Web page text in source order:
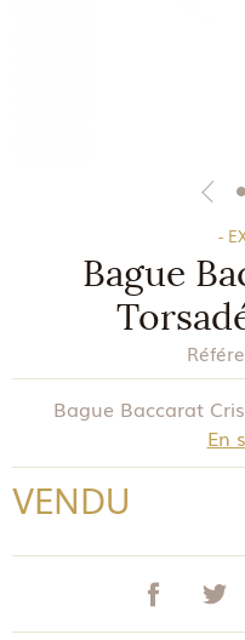
-
Bague
Bague Baccarat
En
VENDU